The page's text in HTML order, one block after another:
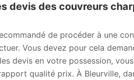
devis des couvreurs
de procéder à une
Vous devez pour cela
devis en votre possession,
qualité prix. À Bleurville,